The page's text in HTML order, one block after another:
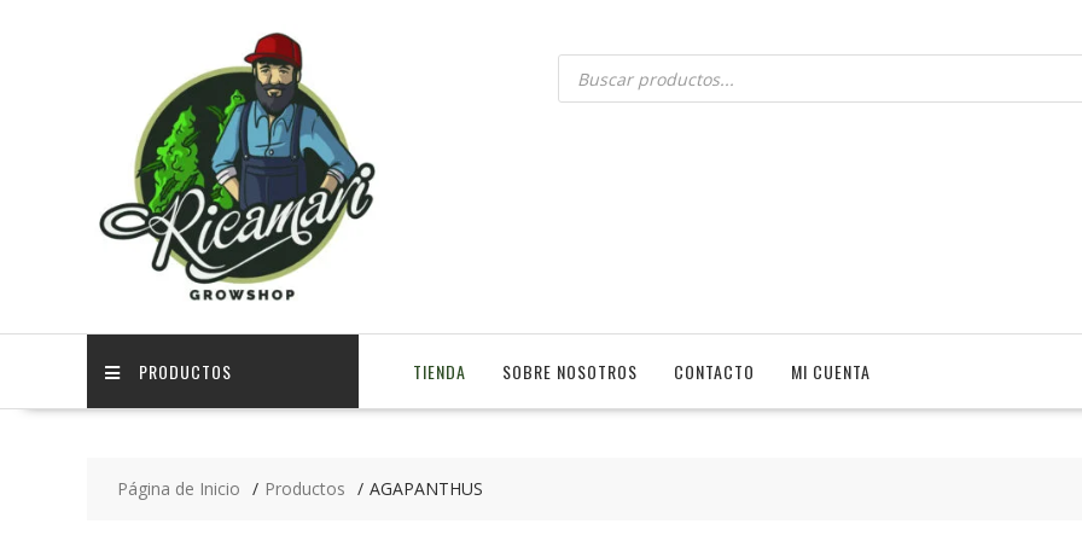
PRODUCTOS TIENDA SOBRE NOSOTROS CONTACTO MI CUENTA
Página de Inicio Productos AGAPANTHUS